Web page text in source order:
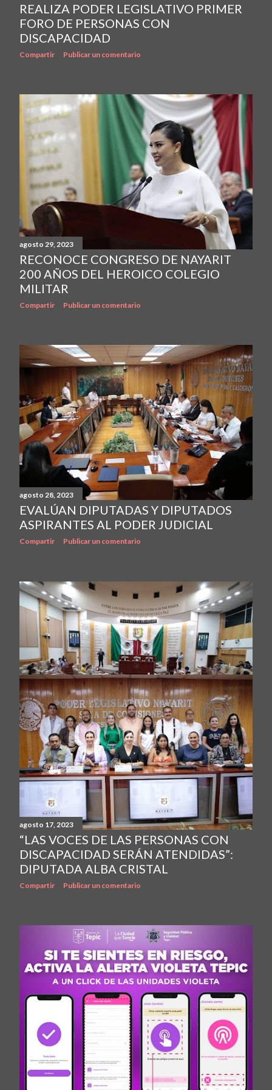
REALIZA PODER LEGISLATIVO PRIMER
FORO DE PERSONAS CON
DISCAPACIDAD
Compartir Publicar un comentario
agosto 29, 2023
RECONOCE CONGRESO DE NAYARIT
200 AÑOS DEL HEROICO COLEGIO
MILITAR
Compartir Publicar un comentario
agosto 28, 2023
EVALÚAN DIPUTADAS Y DIPUTADOS
ASPIRANTES AL PODER JUDICIAL
Compartir Publicar un comentario
agosto 22, 2023
INSTITUIRÁ PODER LEGISLATIVO DÍA
DE LAS Y LOS TRABAJADORES SOCIALES
Compartir Publicar un comentario
agosto 17, 2023
“LAS VOCES DE LAS PERSONAS CON
DISCAPACIDAD SERÁN ATENDIDAS”:
DIPUTADA ALBA CRISTAL
Compartir Publicar un comentario